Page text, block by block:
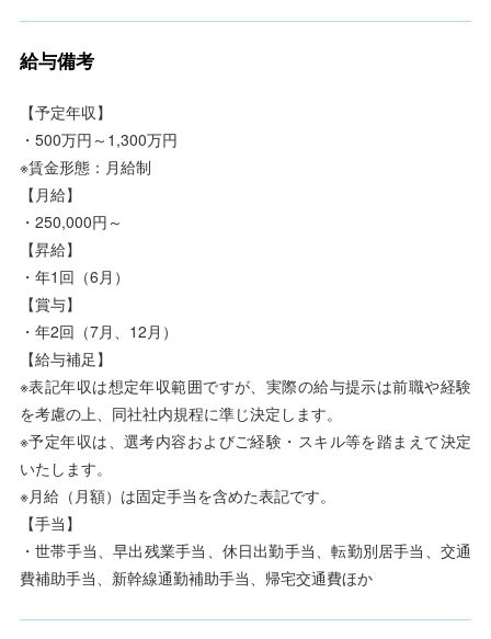
給与備考
【予定年収】
・500万円～1,300万円
※賃金形態：月給制
【月給】
・250,000円～
【昇給】
・年1回（6月）
【賞与】
・年2回（7月、12月）
【給与補足】
※表記年収は想定年収範囲ですが、実際の給与提示は前職や経験
を考慮の上、同社社内規程に準じ決定します。
※予定年収は、選考内容およびご経験・スキル等を踏まえて決定
いたします。
※月給（月額）は固定手当を含めた表記です。
【手当】
・世帯手当、早出残業手当、休日出勤手当、転勤別居手当、交通
費補助手当、新幹線通勤補助手当、帰宅交通費ほか